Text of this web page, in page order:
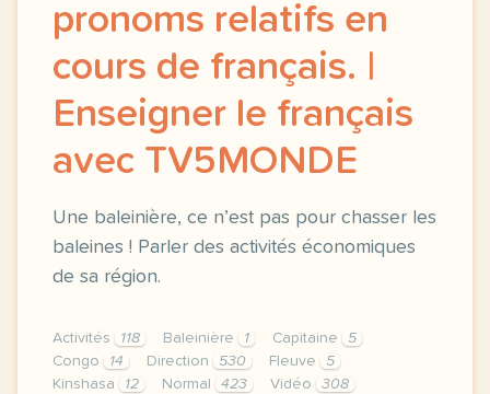
pronoms relatifs en
cours de français. |
Enseigner le français
avec TV5MONDE
Une baleinière, ce n’est pas pour chasser les
baleines ! Parler des activités économiques
de sa région.
Activités 118 Baleinière 1 Capitaine
5
Congo
14 Direction 530 Fleuve
5
Kinshasa
12 Normal 423 Vidéo 308